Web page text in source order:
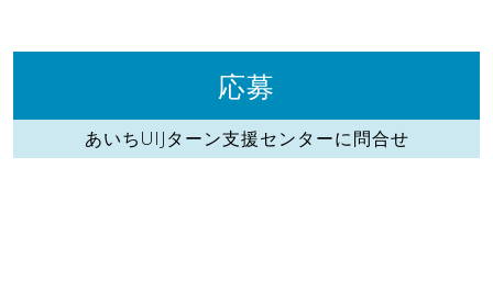
応募
あいちUIJターン支援センターに問合せ